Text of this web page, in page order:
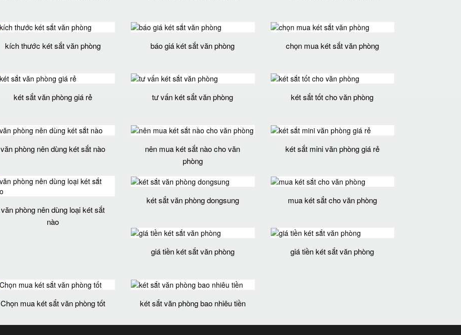
kích thước két sắt văn phòng báo giá két sắt văn phòng chọn mua két sắt văn phòng
két sắt văn phòng giá rẻ tư vấn két sắt văn phòng két sắt tốt cho văn phòng
văn phòng nên dùng két sắt nào
nên mua két sắt nào cho văn
phòng
két sắt mini văn phòng giá rẻ
văn phòng nên dùng loại két sắt
nào
két sắt văn phòng dongsung mua két sắt cho văn phòng
giá tiền két sắt văn phòng giá tiền két sắt văn phòng
Chọn mua két sắt văn phòng tốt két sắt văn phòng bao nhiêu tiền